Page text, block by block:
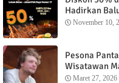
Hadirkan
November 10,
Pesona
Wisatawan
Sunset dari
Maret 27, 2026